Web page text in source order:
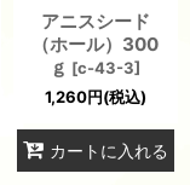
アニスシード
（ホール）300
ｇ [c-43-3]
1,260円(税込)
カートに入れる